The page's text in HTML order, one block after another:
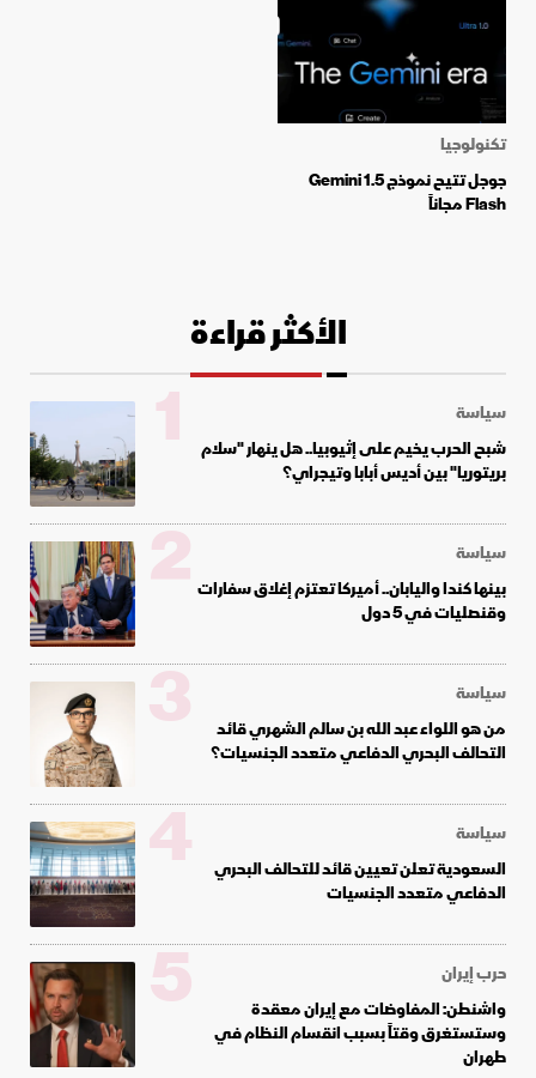
تكنولوجيا
جوجل تتيح نموذج Gemini 1.5
Flash مجاناً
الأكثر قراءة
سياسة
شبح الحرب يخيم على إثيوبيا.. هل ينهار "سلام
بريتوريا" بين أديس أبابا وتيجراي؟
1
سياسة
بينها كندا واليابان.. أميركا تعتزم إغلاق سفارات
وقنصليات في 5 دول
2
سياسة
من هو اللواء عبد الله بن سالم الشهري قائد
التحالف البحري الدفاعي متعدد الجنسيات؟
3
سياسة
السعودية تعلن تعيين قائد للتحالف البحري
الدفاعي متعدد الجنسيات
4
حرب إيران
واشنطن: المفاوضات مع إيران معقدة
وستستغرق وقتاً بسبب انقسام النظام في
طهران
5